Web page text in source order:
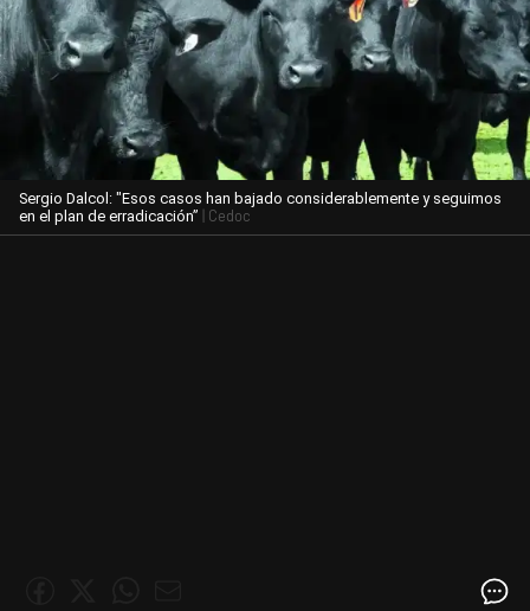
Sergio Dalcol: "Esos casos han bajado considerablemente y seguimos
en el plan de erradicación” | Cedoc